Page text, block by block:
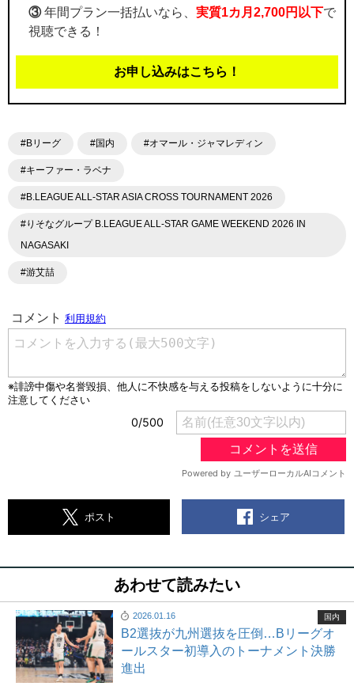
③年間プラン一括払いなら、 実質1カ月2,700円以下で
視聴できる！
お申し込みはこちら！
#Bリーグ #国内 #オマール・ジャマレディン
#キーファー・ラベナ
#B.LEAGUE ALL-STAR ASIA CROSS TOURNAMENT 2026
#りそなグループ B.LEAGUE ALL-STAR GAME WEEKEND 2026 IN
NAGASAKI
#游艾喆
ポスト シェア
あわせて読みたい
2026.01.16
B2選抜が九州選抜を圧倒…Bリーグオ
ールスター初導入のトーナメント決勝
進出
国内